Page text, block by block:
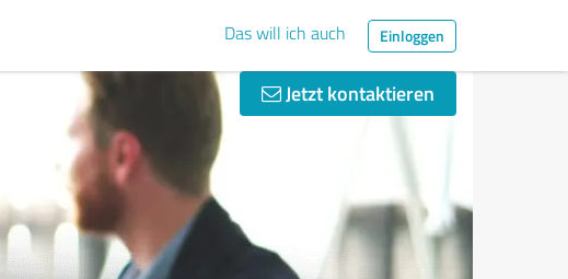
Das will ich auch Einloggen
Jetzt kontaktieren